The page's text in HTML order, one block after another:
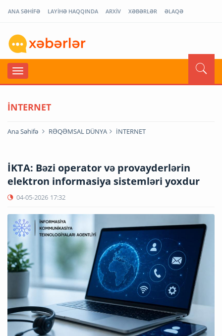
ANA SƏHİFƏ LAYİHƏ HAQQINDA ARXİV XƏBƏRLƏR ƏLAQƏ
İNTERNET
Ana Səhifə RƏQƏMSAL DÜNYA İNTERNET
İKTA: Bəzi operator və provayderlərin
elektron informasiya sistemləri yoxdur
04-05-2026 17:32